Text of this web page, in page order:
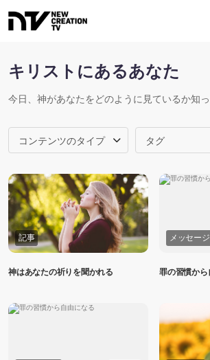
キリストにあるあなた
今日、神があなたをどのように見ているか知
コンテンツのタイプ タグ
記事
神はあなたの祈りを聞かれる
メッセージ
罪の習慣から